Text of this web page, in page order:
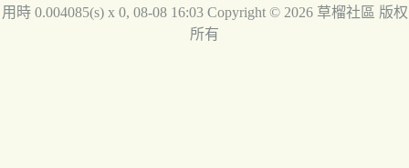
用時 0.004085(s) x 0, 08-08 16:03 Copyright © 2026 草榴社區 版权
所有